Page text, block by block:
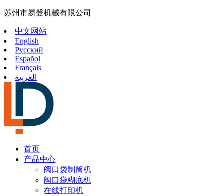
苏州市易登机械有限公司
中文网站
English
Русский
Español
Français
العربية
首页
产品中心
阀口袋制筒机
阀口袋糊底机
在线打印机